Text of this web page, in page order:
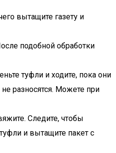
вытащите газету и
подобной обработки
туфли и ходите, пока они
разносятся. Можете при
Следите, чтобы
и вытащите пакет с